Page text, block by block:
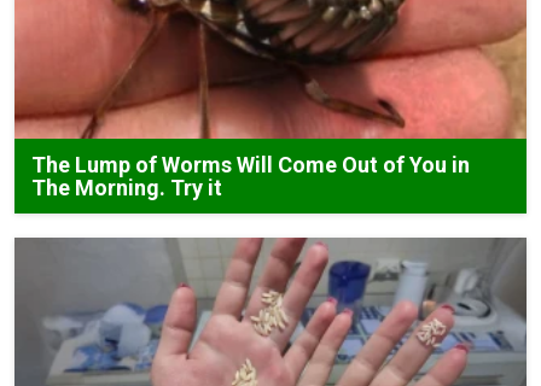
The Lump of Worms Will Come Out of You in
The Morning. Try it